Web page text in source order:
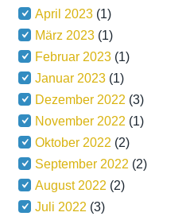
April 2023 (1)
März 2023 (1)
Februar 2023 (1)
Januar 2023 (1)
Dezember 2022 (3)
November 2022 (1)
Oktober 2022 (2)
September 2022 (2)
August 2022 (2)
Juli 2022 (3)